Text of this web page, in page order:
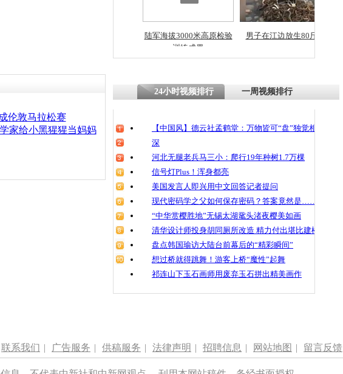
四川兴文苗乡上万人欢
魂
猩猩父亲霸气封路
陆军海拔3000米高原检验
训练成果
男子在江边放生80斤蛇
伦敦马拉松赛
家给小黑猩猩当妈妈
24小时视频排行 一周视频排行
【中国风】德云社孟鹤堂：万物皆可“盘”独觉相声
深
河北无腿老兵马三小：爬行19年种树1.7万棵
信号灯Plus！浑身都亮
美国发言人即兴用中文回答记者提问
现代密码学之父如何保存密码？答案竟然是……
“中华赏樱胜地”无锡太湖鼋头渚夜樱美如画
清华设计师投身胡同厕所改造 精力付出堪比建楼
盘点韩国瑜访大陆台前幕后的“精彩瞬间”
想过桥就得跳舞！游客上桥“魔性”起舞
祁连山下玉石画师用废弃玉石拼出精美画作
联系我们 | 广告服务 | 供稿服务 | 法律声明 | 招聘信息 | 网站地图 | 留言反馈